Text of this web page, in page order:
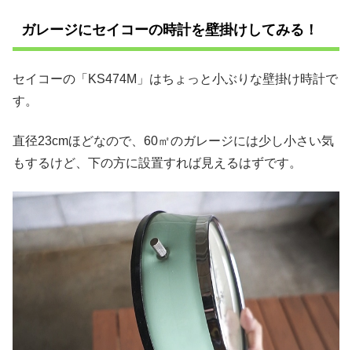
ガレージにセイコーの時計を壁掛けしてみる！
セイコーの「KS474M」はちょっと小ぶりな壁掛け時計で
す。
直径23cmほどなので、60㎡のガレージには少し小さい気
もするけど、下の方に設置すれば見えるはずです。